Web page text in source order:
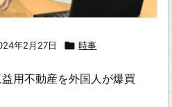
年2月27日  時事
用不動産を外国人が爆買